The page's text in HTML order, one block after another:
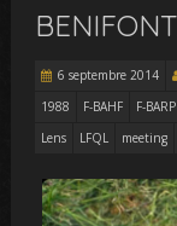
6 septembre 2014
1988
F-BAHF F-BARP
Lens
LFQL meeting